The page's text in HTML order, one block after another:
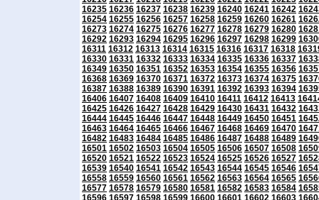
16235 16236 16237 16238 16239 16240 16241 16242
16254 16255 16256 16257 16258 16259 16260 16261
16273 16274 16275 16276 16277 16278 16279 16280
16292 16293 16294 16295 16296 16297 16298 16299
16311 16312 16313 16314 16315 16316 16317 16318
16330 16331 16332 16333 16334 16335 16336 16337
16349 16350 16351 16352 16353 16354 16355 16356
16368 16369 16370 16371 16372 16373 16374 16375
16387 16388 16389 16390 16391 16392 16393 16394
16406 16407 16408 16409 16410 16411 16412 16413
16425 16426 16427 16428 16429 16430 16431 16432
16444 16445 16446 16447 16448 16449 16450 16451
16463 16464 16465 16466 16467 16468 16469 16470
16482 16483 16484 16485 16486 16487 16488 16489
16501 16502 16503 16504 16505 16506 16507 16508
16520 16521 16522 16523 16524 16525 16526 16527
16539 16540 16541 16542 16543 16544 16545 16546
16558 16559 16560 16561 16562 16563 16564 16565
16577 16578 16579 16580 16581 16582 16583 16584
16596 16597 16598 16599 16600 16601 16602 16603